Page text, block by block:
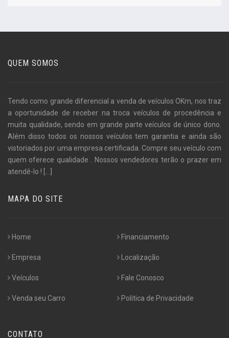
QUEM SOMOS
Tendo como grande diferencial a venda de veículos OKm, nos traz
a oportunidade de receber na troca veículos de procedência e
muita qualidade, sendo em grande parte veículos de único dono.
Além disso todos os nossos veículos tem garantia e ainda são
vistoriados por uma empresa certificada. Compre seu veículo com
quem oferece qualidade . Nossos vendedores terão o prazer em
atendê-lo ! [...]
MAPA DO SITE
Home
Empresa
Veículos
Venda seu Carro
Financiamento
Localização
Fale Conosco
Politica de Privacidade
CONTATO